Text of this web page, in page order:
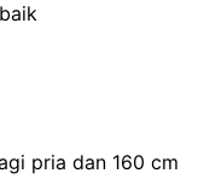
pria dan 160 cm